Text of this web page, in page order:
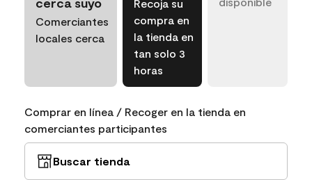
cerca suyo
Comerciantes
locales cerca
Recoja su
compra en
la tienda en
tan solo 3
horas
Comprar en línea / Recoger en la tienda en
comerciantes participantes
Buscar tienda